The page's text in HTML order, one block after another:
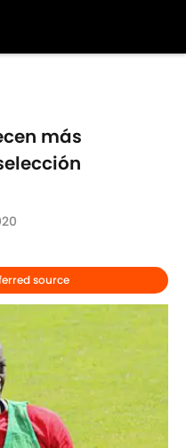
más
source